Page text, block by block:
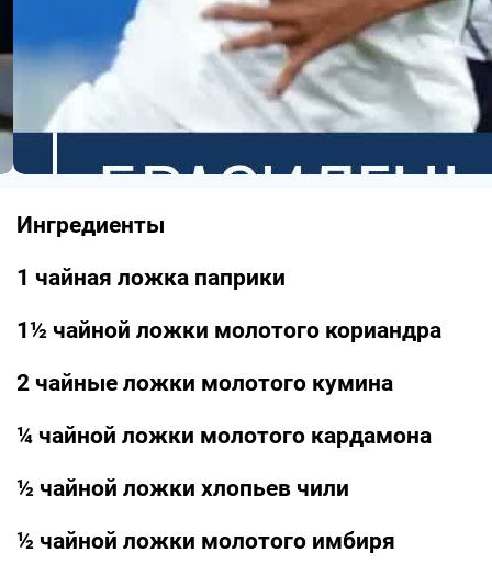
Ингредиенты
1 чайная ложка паприки
1½ чайной ложки молотого кориандра
2 чайные ложки молотого кумина
¼ чайной ложки молотого кардамона
½ чайной ложки хлопьев чили
½ чайной ложки молотого имбиря